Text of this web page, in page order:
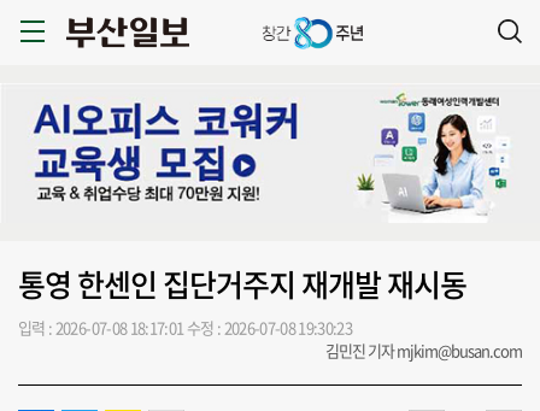
통영 한센인 집단거주지 재개발 재시동
입력 : 2026-07-08 18:17:01 수정 : 2026-07-08 19:30:23
김민진 기자 mjkim@busan.com